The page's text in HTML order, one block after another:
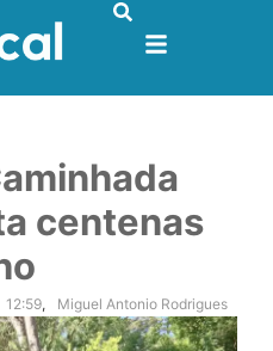
centenas
12:59, Miguel Antonio Rodrigues